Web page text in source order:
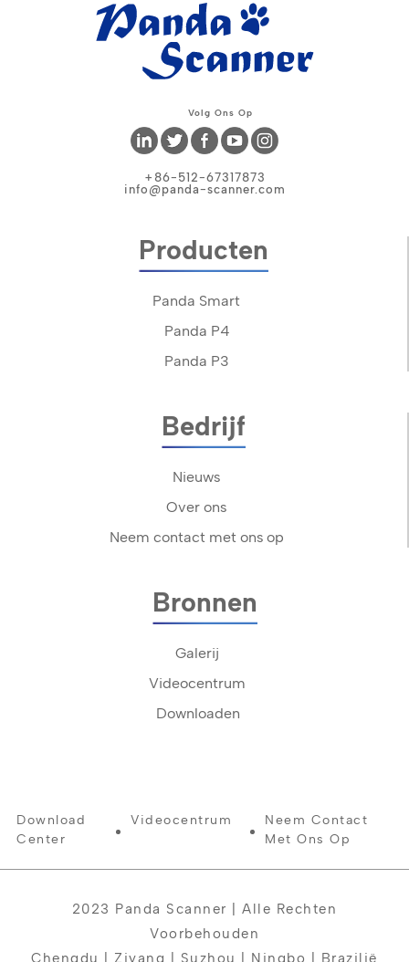
Volg Ons Op
+86-512-67317873
info@panda-scanner.com
Producten
Panda Smart
Panda P4
Panda P3
Bedrijf
Nieuws
Over ons
Neem contact met ons op
Bronnen
Galerij
Videocentrum
Downloaden
Download
Center
Videocentrum
Neem Contact
Met Ons Op
2023 Panda Scanner | Alle Rechten
Voorbehouden
Chengdu | Ziyang | Suzhou | Ningbo | Brazilië